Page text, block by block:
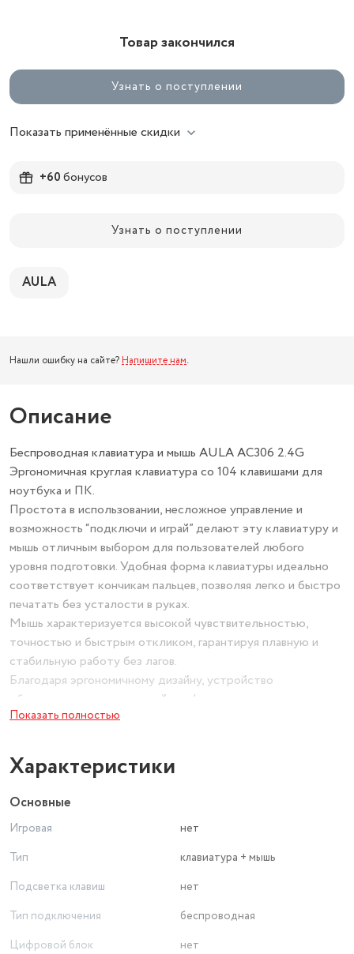
Товар закончился
Узнать о поступлении
Показать применённые скидки
+60бонусов
Узнать о поступлении
AULA
Нашли ошибку на сайте? Напишите нам.
Описание
Беспроводная клавиатура и мышь AULA AC306 2.4G
Эргономичная круглая клавиатура со 104 клавишами для
ноутбука и ПК.
Простота в использовании, несложное управление и
возможность “подключи и играй” делают эту клавиатуру и
мышь отличным выбором для пользователей любого
уровня подготовки. Удобная форма клавиатуры идеально
соответствует кончикам пальцев, позволяя легко и быстро
печатать без усталости в руках.
Мышь характеризуется высокой чувствительностью,
точностью и быстрым откликом, гарантируя плавную и
стабильную работу без лагов.
Благодаря эргономичному дизайну, устройство
обеспечивает максимальный комфорт, снижает усталость
пальцев и гарантирует приятные тактильные ощущения при
Показать полностью
Характеристики
Основные
Игровая
нет
Тип
клавиатура + мышь
Подсветка клавиш
нет
Тип подключения
беспроводная
Цифровой блок
нет